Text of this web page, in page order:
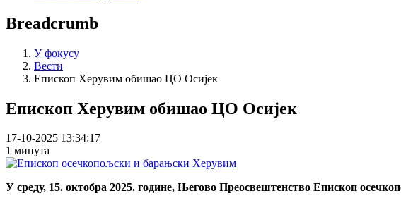
Breadcrumb
У фокусу
Вести
Епископ Херувим обишао ЦО Осијек
Епископ Херувим обишао ЦО Осијек
17-10-2025 13:34:17
1 минута
У среду, 15. октобра 2025. године, Његово Преосвештенство Епископ